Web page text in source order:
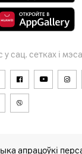
у сац. сетках і
апрацоўкі